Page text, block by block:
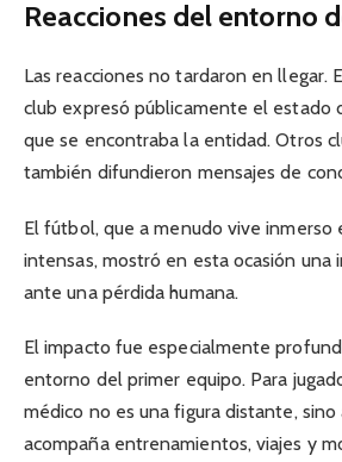
Reacciones del entorno
Las reacciones no tardaron en llegar.
club expresó públicamente el estado
que se encontraba la entidad. Otros
también difundieron mensajes de
El fútbol, que a menudo vive inmerso
intensas, mostró en esta ocasión una
ante una pérdida humana.
El impacto fue especialmente
entorno del primer equipo. Para
médico no es una figura distante, sino
acompaña entrenamientos, viajes y